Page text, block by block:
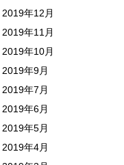
2019年12月
2019年11月
2019年10月
2019年9月
2019年7月
2019年6月
2019年5月
2019年4月